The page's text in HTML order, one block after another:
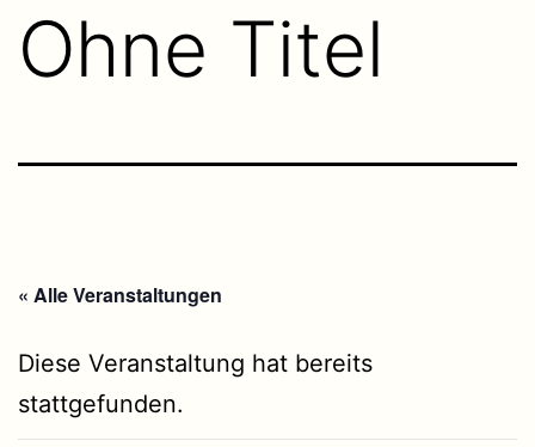
Ohne Titel
« Alle Veranstaltungen
Diese Veranstaltung hat bereits
stattgefunden.